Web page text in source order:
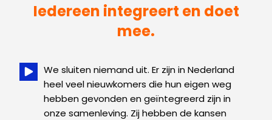
Iedereen integreert en doet
mee.
We sluiten niemand uit. Er zijn in Nederland
heel veel nieuwkomers die hun eigen weg
hebben gevonden en geïntegreerd zijn in
onze samenleving. Zij hebben de kansen